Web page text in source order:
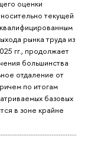
оценки
текущей
рынка труда из
гг., продолжает
большинства
отдаление от
по итогам
базовых
в зоне крайне